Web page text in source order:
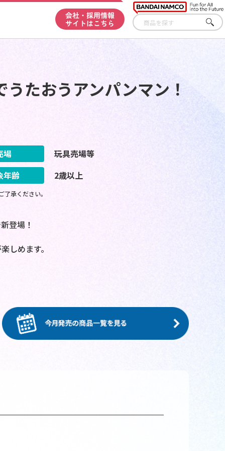
会社・採用情報
サイトはこちら
さが
す
たおうアンパンマン！
場
玩具売場等
年齢
2歳以上
承ください。
登場！
しめます。